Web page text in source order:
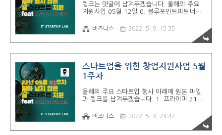
랫폼 투자연계 지원 프로그램 05월 27일까지
09. 와디즈 공장 매칭부터 펀딩지원까지 '와~
링크는 댓글에 남겨두겠습니다. 올해의 주요
지원사업 05월 12일 0. 블루포인트파트너스
유스 신한 커리어업 1기 스타트업 2. BiiG
WAVE IR 5th Round 3. 제 8회 스마트물류
창업 공모전 4. 서울창업센터 (서울대) 관악 창
크업 플러스 시즌 4 feat. 퓨처플레이 7. 고려
대 제 12회 창업입주경진대회 05월 15일까지
8. 디캠프 2022년 5월 디데이 x 캠퍼스리스
10. 도전 K-스타트업 2022, 혁신창업리그(일
반리그) 참가자 모집 05월 16일까지 22년 5
비즈니스 2022. 5. 9. 15:35
스타트업을 위한 창업지원사업 5월
1주차
올해의 주요 스타트업 행사 아래에 원본 파일
과 링크를 남겨두겠습니다. 1. 프라이머 21기
교원 딥체인지 스타트업 프라이즈 4기 4. 전라
북도 콘텐츠 코리아랩 예비창업자 지원사업 2
차 05월 04일까지 5. 스타트업 아우토반 코리
비즈니스 2022. 5. 3. 23:42